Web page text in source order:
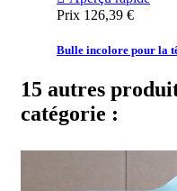
Prix 126,39 €
Bulle incolore pour la
15 autres
catégorie :